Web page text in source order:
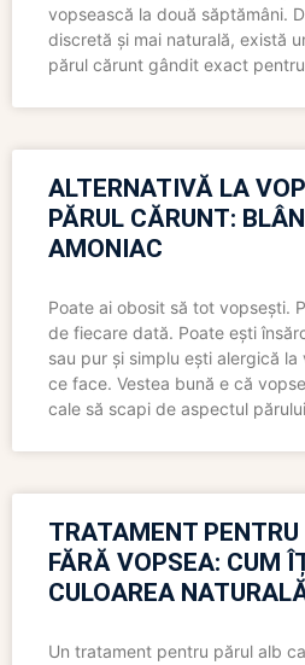
vopsească la două săptămâni.
discretă și mai naturală, există
părul cărunt gândit exact pentru
ALTERNATIVĂ LA
PĂRUL CĂRUNT:
AMONIAC
Poate ai obosit să tot vopsești.
de fiecare dată. Poate ești
sau pur și simplu ești alergică
ce face. Vestea bună e că
cale să scapi de aspectul părului
TRATAMENT PENTRU
FĂRĂ VOPSEA: CUM
CULOAREA
Un tratament pentru părul alb